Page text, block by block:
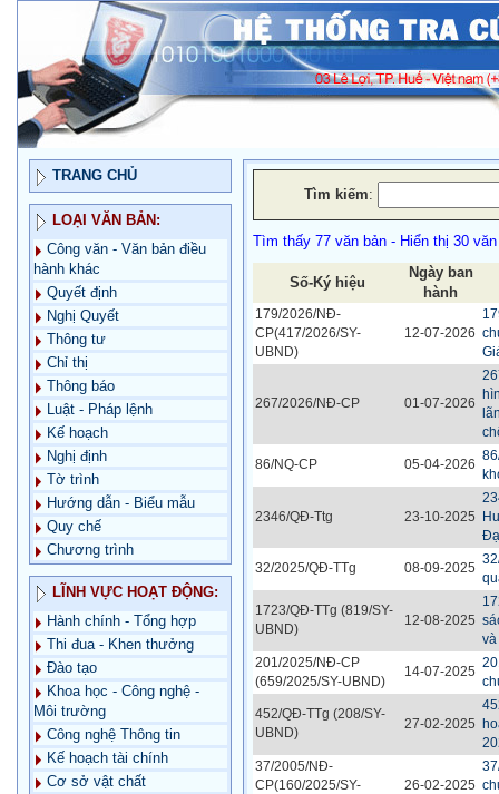
TRANG CHỦ
LOẠI VĂN BẢN:
Công văn - Văn bản điều
hành khác
Quyết định
Nghị Quyết
Thông tư
Chỉ thị
Thông báo
Luật - Pháp lệnh
Kế hoạch
Nghị định
Tờ trình
Hướng dẫn - Biểu mẫu
Quy chế
Chương trình
LĨNH VỰC HOẠT ĐỘNG:
Hành chính - Tổng hợp
Thi đua - Khen thưởng
Đào tạo
Khoa học - Công nghệ -
Môi trường
Công nghệ Thông tin
Kế hoạch tài chính
Cơ sở vật chất
Tìm kiếm:
Tìm thấy 77 văn bản - Hiển thị 30 văn
Số-Ký hiệu
Ngày ban
hành
179/2026/NĐ-
CP(417/2026/SY-
UBND)
12-07-2026
267/2026/NĐ-CP 01-07-2026
86/NQ-CP 05-04-2026
2346/QĐ-Ttg 23-10-2025
32/2025/QĐ-TTg 08-09-2025
1723/QĐ-TTg (819/SY-
UBND)
12-08-2025
201/2025/NĐ-CP
(659/2025/SY-UBND)
14-07-2025
452/QĐ-TTg (208/SY-
UBND)
27-02-2025
37/2005/NĐ-
CP(160/2025/SY-
26-02-2025